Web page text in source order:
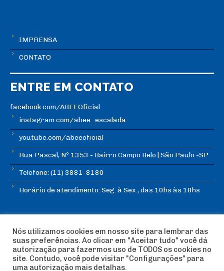
IMPRENSA
CONTATO
ENTRE EM CONTATO
facebook.com/ABEEOficial
instagram.com/abee_escalada
youtube.com/abeeoficial
Rua Pascal, Nº 1353 - Bairro Campo Belo | São Paulo -SP
Telefone: (11) 3881-8180
Horário de atendimento: Seg. à Sex., das 10hs às 18hs
© Copyright ABEE | Associação Brasileira de Escalada
Esportiva 2018 | Design:
Imagética Design
Nós utilizamos cookies em nosso site para lembrar das
suas preferências. Ao clicar em "Aceitar tudo" você dá
autorização para fazermos uso de TODOS os cookies no
site. Contudo, você pode visitar "Configurações" para
uma autorização mais detalhas.